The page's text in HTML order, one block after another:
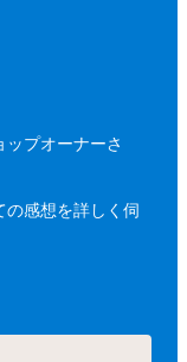
プオーナーさ
の感想を詳しく伺